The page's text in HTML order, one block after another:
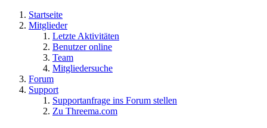
Startseite
Mitglieder
Letzte Aktivitäten
Benutzer online
Team
Mitgliedersuche
Forum
Support
Supportanfrage ins Forum stellen
Zu Threema.com